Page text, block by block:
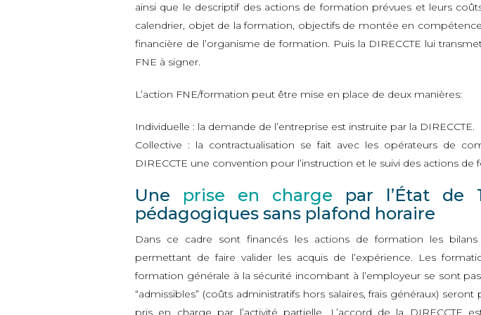
ainsi que le descriptif des actions de formation prévues et leurs
calendrier, objet de la formation, objectifs de montée en
financière de l’organisme de formation. Puis la DIRECCTE lui
FNE à signer.
L’action FNE/formation peut être mise en place de deux manières:
Individuelle : la demande de l’entreprise est instruite par la DIRECCTE.
Collective : la contractualisation se fait avec les opérateurs de
DIRECCTE une convention pour l’instruction et le suivi des actions de
Une prise en charge par l’État de
pédagogiques sans plafond horaire
Dans ce cadre sont financés les actions de formation les
permettant de faire valider les acquis de l’expérience. Les
formation générale à la sécurité incombant à l’employeur se sont
“admissibles” (coûts administratifs hors salaires, frais généraux)
pris en charge par l’activité partielle. L’accord de la DIRECCTE